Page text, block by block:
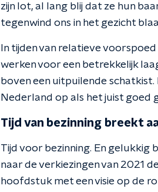
zijn lot, al lang blij dat ze hun
tegenwind ons in het gezicht
In tijden van relatieve
werken voor een betrekkelijk
boven een uitpuilende
Nederland op als het juist goed
Tijd van bezinning breekt
Tijd voor bezinning. En gelukkig
naar de verkiezingen van 2021
hoofdstuk met een visie op de